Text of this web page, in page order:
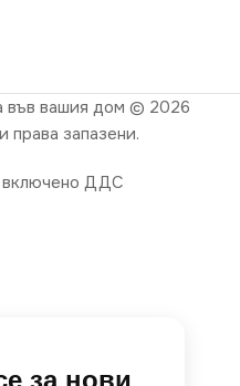
във вашия дом © 2026
права запазени.
включено ДДС